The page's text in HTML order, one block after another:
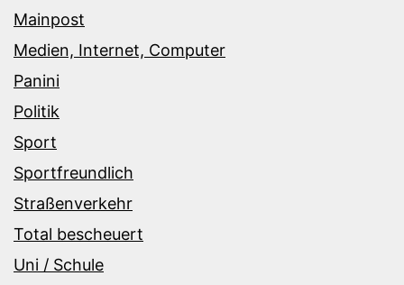
Mainpost
Medien, Internet, Computer
Panini
Politik
Sport
Sportfreundlich
Straßenverkehr
Total bescheuert
Uni / Schule